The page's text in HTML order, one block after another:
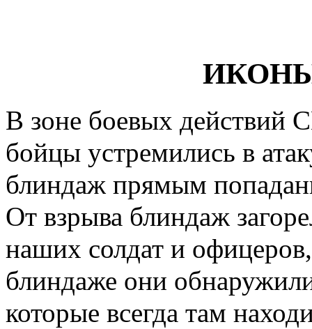
В зоне боевых действий
бойцы устремились в
блиндаж прямым
От взрыва блиндаж
наших солдат и
блиндаже они
которые всегда там